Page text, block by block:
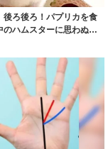
後ろ後ろ！パプリカを食
のハムスターに思わぬハ